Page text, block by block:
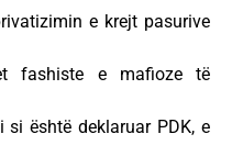
e krejt pasurive
fashiste e mafioze të
është deklaruar PDK, e